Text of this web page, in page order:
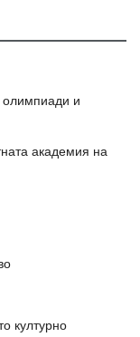
и
академия на
културно